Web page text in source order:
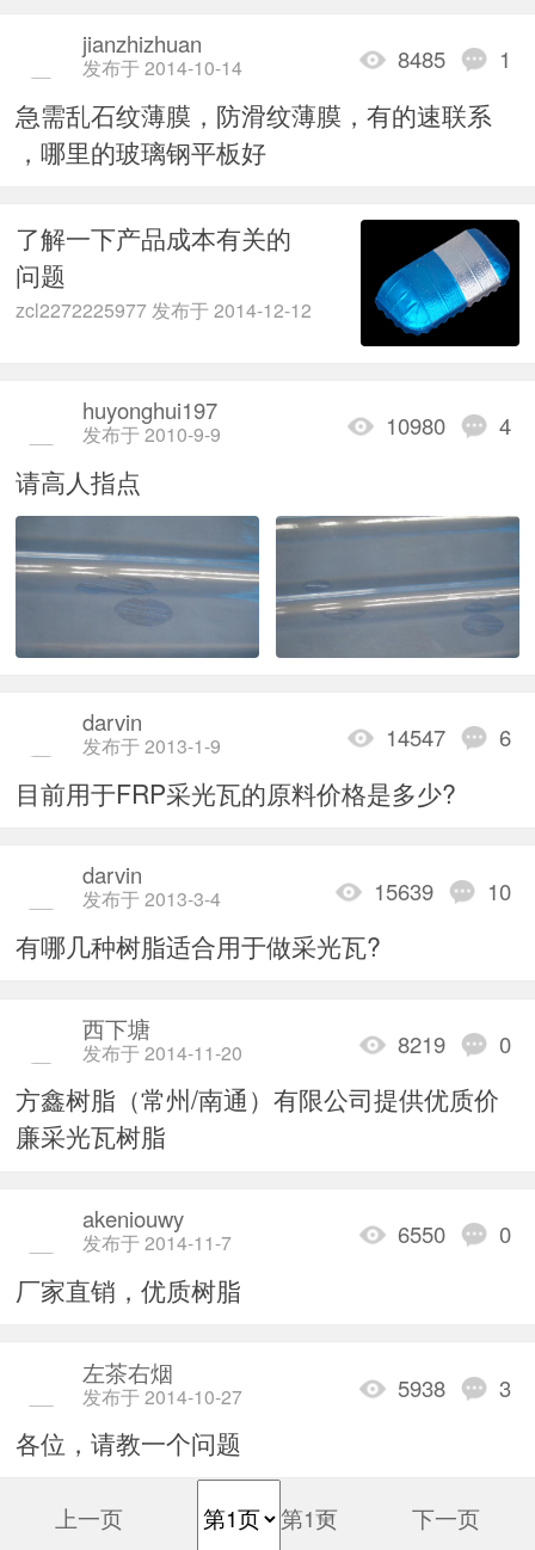
8485 1
jianzhizhuan
发布于 2014-10-14
急需乱石纹薄膜，防滑纹薄膜，有的速联系
，哪里的玻璃钢平板好
了解一下产品成本有关的
问题
zcl2272225977 发布于 2014-12-12
10980 4
huyonghui197
发布于 2010-9-9
请高人指点
14547 6
darvin
发布于 2013-1-9
目前用于FRP采光瓦的原料价格是多少?
15639 10
darvin
发布于 2013-3-4
有哪几种树脂适合用于做采光瓦?
8219 0
西下塘
发布于 2014-11-20
方鑫树脂（常州/南通）有限公司提供优质价
廉采光瓦树脂
6550 0
akeniouwy
发布于 2014-11-7
厂家直销，优质树脂
5938 3
左茶右烟
发布于 2014-10-27
各位，请教一个问题
上一页 第1页 下一页